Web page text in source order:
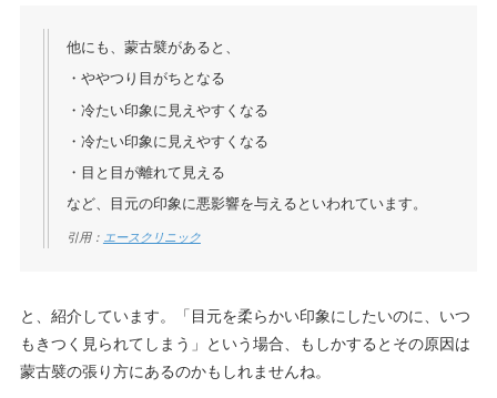
他にも、蒙古襞があると、
・ややつり目がちとなる
・冷たい印象に見えやすくなる
・冷たい印象に見えやすくなる
・目と目が離れて見える
など、目元の印象に悪影響を与えるといわれています。
引用： エースクリニック
と、紹介しています。「目元を柔らかい印象にしたいのに、いつ
もきつく見られてしまう」という場合、もしかするとその原因は
蒙古襞の張り方にあるのかもしれませんね。